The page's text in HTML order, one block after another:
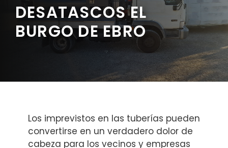
DESATASCOS EL
BURGO DE EBRO
Los imprevistos en las tuberías pueden
convertirse en un verdadero dolor de
cabeza para los vecinos y empresas